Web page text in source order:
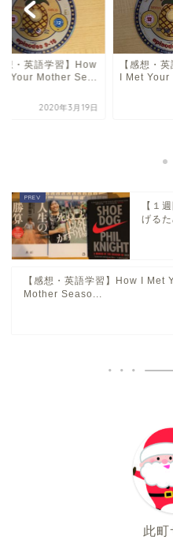
想・英語学習】How
Your Mother Se...
2020年3月19日
【感想・
I Met Your
【１
げる
【感想・英語学習】How I Met
Mother Seaso...
此町